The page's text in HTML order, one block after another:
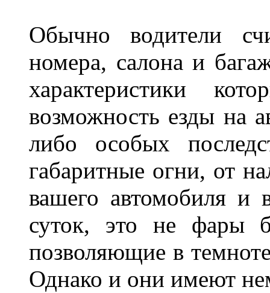
Обычно водители
номера, салона и
характеристики
возможность езды на
либо особых
габаритные огни, от
вашего автомобиля и
суток, это не фары
позволяющие в
Однако и они имеют